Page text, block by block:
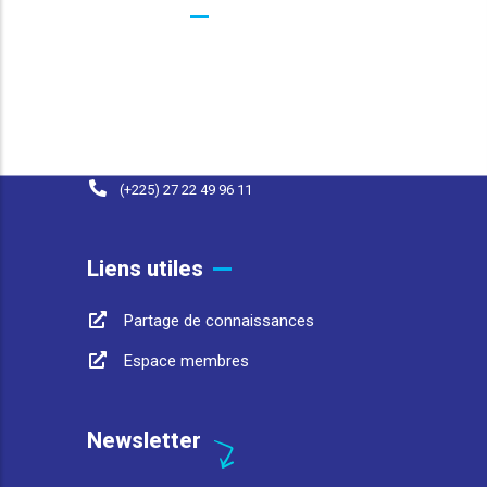
(+225) 27 22 49 96 11
Liens utiles
Partage de connaissances
Espace membres
Newsletter